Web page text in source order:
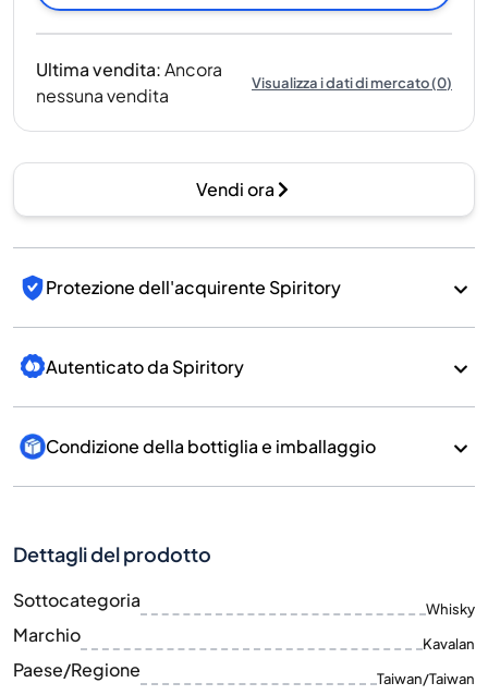
Ultima vendita:Ancora
nessuna vendita
Visualizza i dati di mercato(0)
Vendi ora
Protezione dell'acquirente Spiritory
Autenticato da Spiritory
Condizione della bottiglia e imballaggio
Dettagli del prodotto
Sottocategoria Whisky
Marchio Kavalan
Paese/Regione Taiwan/Taiwan